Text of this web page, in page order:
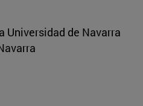
Universidad de Navarra